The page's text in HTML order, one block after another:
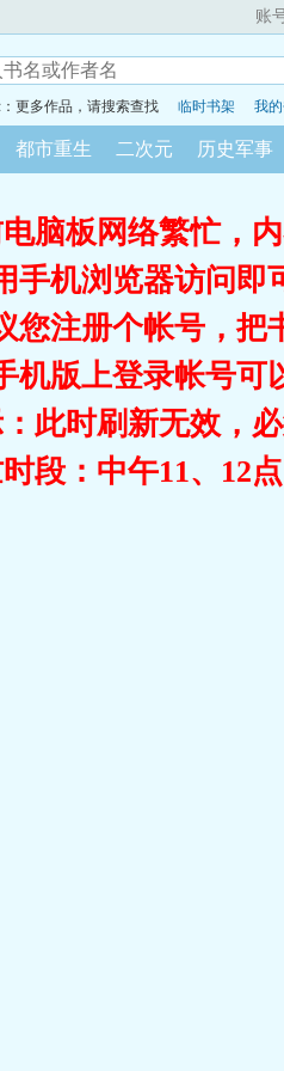
账
更多作品，请搜索查找 临时书架 我
都市重生 二次元 历史军事
电脑板网络繁忙，
手机浏览器访问
您注册个帐号，把
机版上登录帐号可
：此时刷新无效，
时段：中午11、12